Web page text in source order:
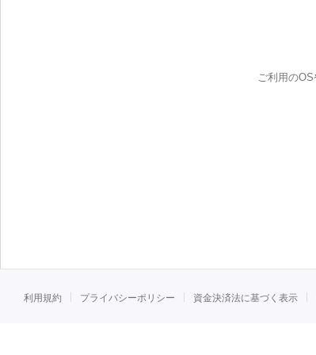
ご利用の
利用規約 プライバシーポリシー 資金決済法に基づく表示